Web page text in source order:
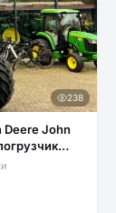
238
Deere John